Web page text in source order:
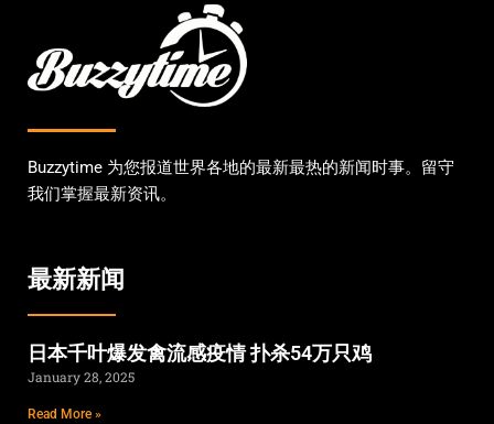
Buzzytime 为您报道世界各地的最新最热的新闻时事。留守
我们掌握最新资讯。
最新新闻
日本千叶爆发禽流感疫情 扑杀54万只鸡
January 28, 2025
Read More »